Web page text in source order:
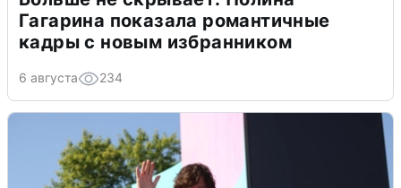
Гагарина показала романтичные
кадры с новым избранником
6 августа 234